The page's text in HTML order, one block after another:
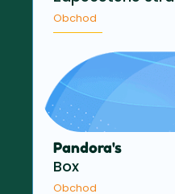
Obchod
Pandora's
Box
Obchod